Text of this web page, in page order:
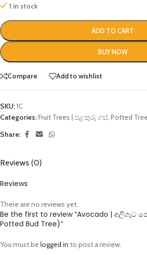
1 in stock
ADD TO CART
BUY NOW
Compare Add to wishlist
SKU:1C
Categories:Fruit Trees | පළතුරු ගස් Potted
Share:
Reviews (0)
Reviews
There are no reviews yet.
Be the first to review “Avocado | අලිගැට
Potted Bud Tree)”
You must belogged in to post a review.